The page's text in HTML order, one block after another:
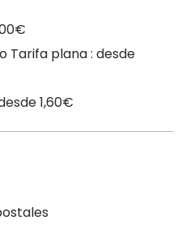
Tarifa plana : desde
1,60€